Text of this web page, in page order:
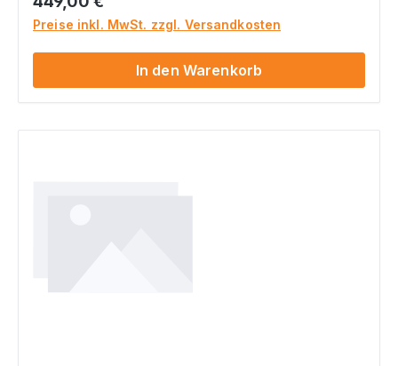
Vorfeld mit Ihrer Prüfstation ab!
Gefahrenhinweise: Nicht geeignet für Kinder
unter 14 Jahren. Dieses Produkt hat
funktionsbedingt scharfe Kanten.
Preise inkl. MwSt. zzgl. Versandkosten
In den Warenkorb